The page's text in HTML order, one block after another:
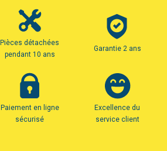
Pièces détachées
pendant 10 ans
Garantie 2 ans
Paiement en ligne
sécurisé
Excellence du
service client